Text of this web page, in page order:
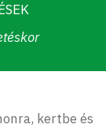
kertbe és